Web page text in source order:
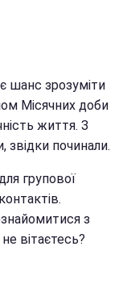
шанс зрозуміти
Місячних доби
життя. З
починали.
групової
з
вітаєтесь?